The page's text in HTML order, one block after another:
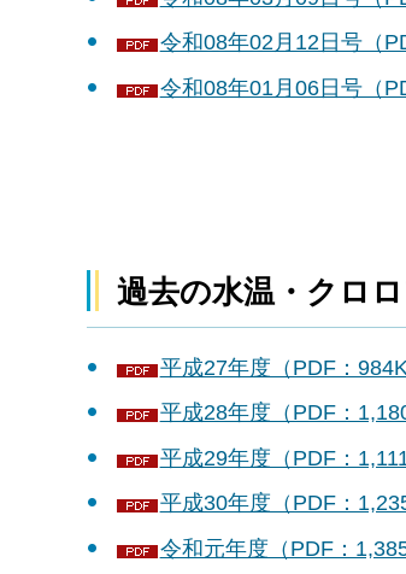
令和08年02月12日号（
令和08年01月06日号（
過去の水温・クロ
平成27年度（PDF：
平成28年度（PDF：
平成29年度（PDF：
平成30年度（PDF：
令和元年度（PDF：